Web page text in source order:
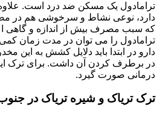
ترامادول یک مسکن ضد درد است.
دارد، نوعی نشاط و سرخوشی هم در
که سبب مصرف بیش از اندازه و گاهی
ترامادول را می توان در مدت زمان
دارو در ابتدا باید دلایل کشش به این
در برطرف کردن آن داشت. برای ترک این
درمانی صورت گیرد.
ترک تریاک و شیره تریاک در